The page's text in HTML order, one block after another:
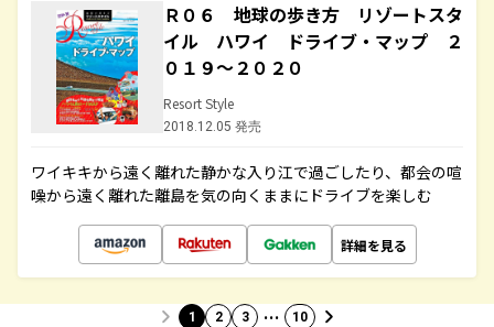
Ｒ０６ 地球の歩き方 リゾートスタ
イル ハワイ ドライブ・マップ ２
０１９～２０２０
Resort Style
2018.12.05 発売
ワイキキから遠く離れた静かな入り江で過ごしたり、都会の喧
噪から遠く離れた離島を気の向くままにドライブを楽しむ
詳細を見る
1 2 3 … 10